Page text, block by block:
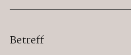
Betreff